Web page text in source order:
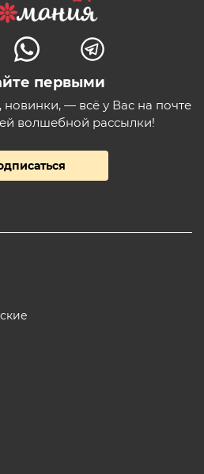
первыми
— всё у Вас на почте
волшебной рассылки!